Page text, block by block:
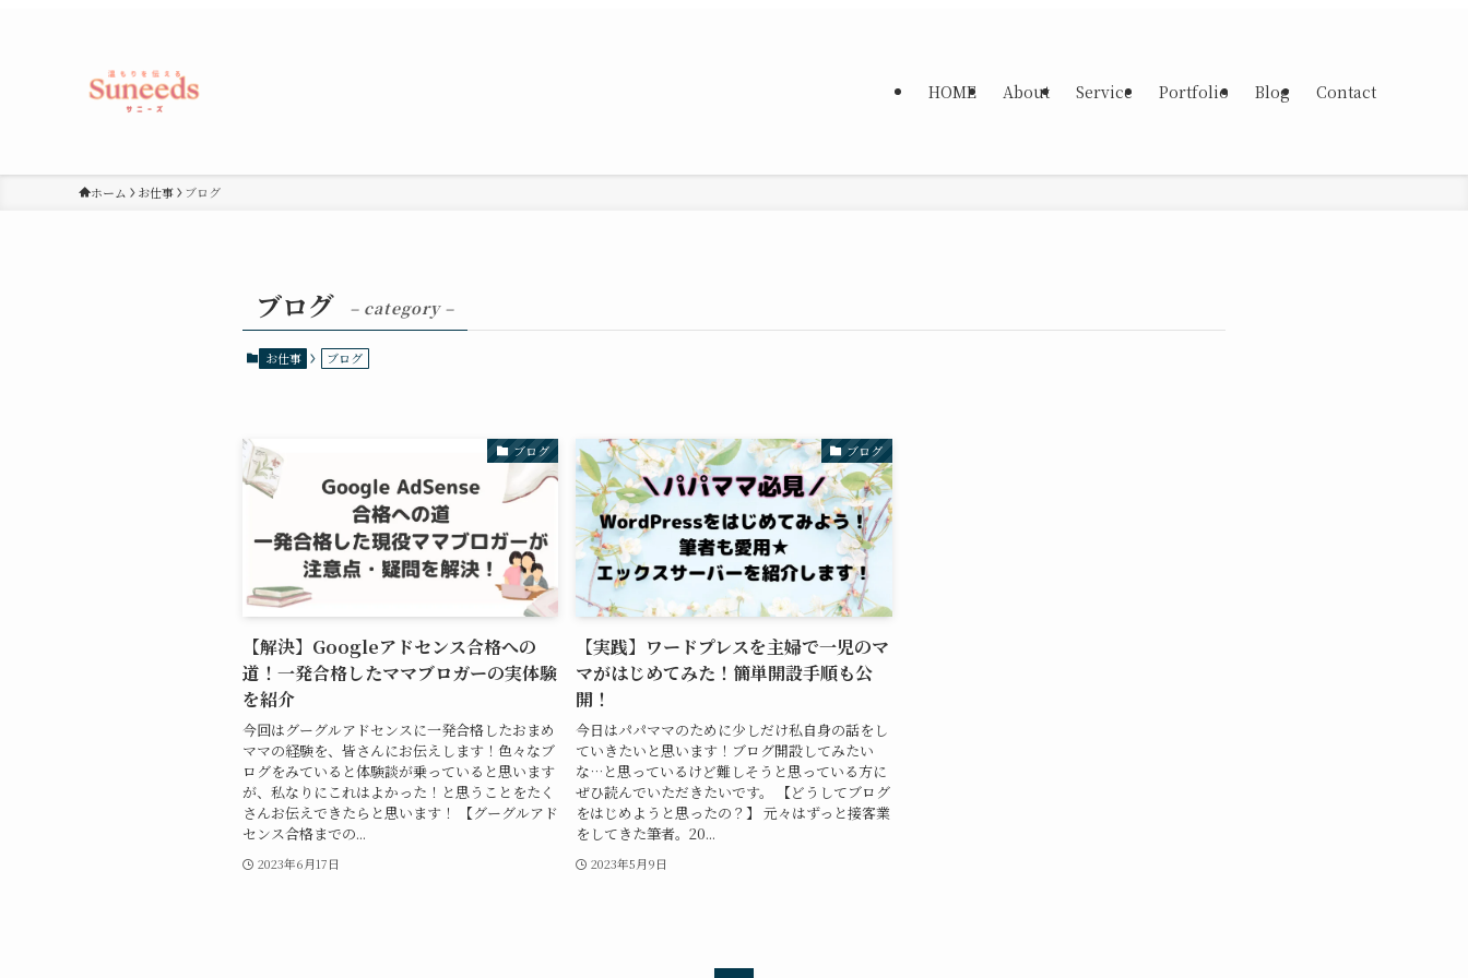
HOME About Service Portfolio Blog Contact
ホーム お仕事 ブログ
ブログ – category –
お仕事 ブログ
ブログ
【解決】Googleアドセンス合格への
道！一発合格したママブロガーの実体験
を紹介
今回はグーグルアドセンスに一発合格したおまめ
ママの経験を、皆さんにお伝えします！色々なブ
ログをみていると体験談が乗っていると思います
が、私なりにこれはよかった！と思うことをたく
さんお伝えできたらと思います！ 【グーグルアド
センス合格までの...
2023年6月17日
ブログ
【実践】ワードプレスを主婦で一児のマ
マがはじめてみた！簡単開設手順も公
開！
今日はパパママのために少しだけ私自身の話をし
ていきたいと思います！ブログ開設してみたい
な…と思っているけど難しそうと思っている方に
ぜひ読んでいただきたいです。 【どうしてブログ
をはじめようと思ったの？】 元々はずっと接客業
をしてきた筆者。20...
2023年5月9日